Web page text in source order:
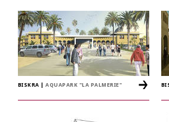
BISKRA |AQUAPARK "LA PALMERIE"